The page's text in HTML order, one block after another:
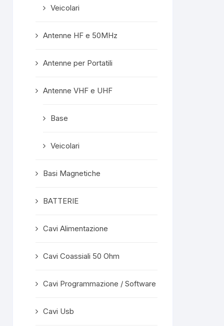
Veicolari
Antenne HF e 50MHz
Antenne per Portatili
Antenne VHF e UHF
Base
Veicolari
Basi Magnetiche
BATTERIE
Cavi Alimentazione
Cavi Coassiali 50 Ohm
Cavi Programmazione / Software
Cavi Usb